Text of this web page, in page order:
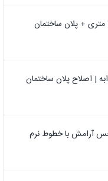
| اصلاح پلان ساختمان